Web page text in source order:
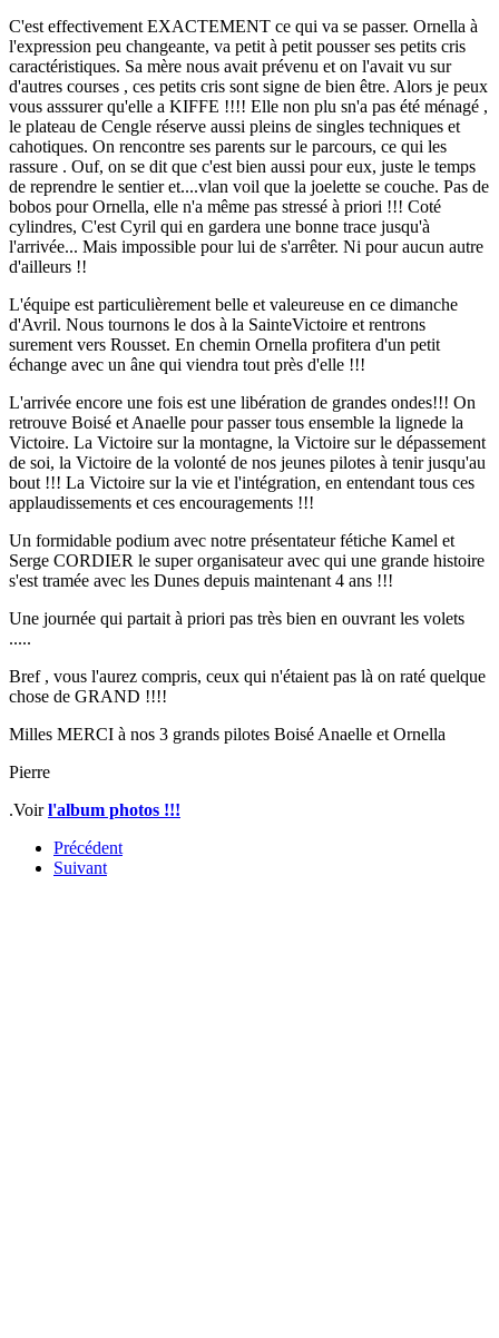
C'est effectivement EXACTEMENT ce qui va se passer. Ornella à
l'expression peu changeante, va petit à petit pousser ses petits cris
caractéristiques. Sa mère nous avait prévenu et on l'avait vu sur
d'autres courses , ces petits cris sont signe de bien être. Alors je peux
vous asssurer qu'elle a KIFFE !!!! Elle non plu sn'a pas été ménagé ,
le plateau de Cengle réserve aussi pleins de singles techniques et
cahotiques. On rencontre ses parents sur le parcours, ce qui les
rassure . Ouf, on se dit que c'est bien aussi pour eux, juste le temps
de reprendre le sentier et....vlan voil que la joelette se couche. Pas de
bobos pour Ornella, elle n'a même pas stressé à priori !!! Coté
cylindres, C'est Cyril qui en gardera une bonne trace jusqu'à
l'arrivée... Mais impossible pour lui de s'arrêter. Ni pour aucun autre
d'ailleurs !!
L'équipe est particulièrement belle et valeureuse en ce dimanche
d'Avril. Nous tournons le dos à la SainteVictoire et rentrons
surement vers Rousset. En chemin Ornella profitera d'un petit
échange avec un âne qui viendra tout près d'elle !!!
L'arrivée encore une fois est une libération de grandes ondes!!! On
retrouve Boisé et Anaelle pour passer tous ensemble la lignede la
Victoire. La Victoire sur la montagne, la Victoire sur le dépassement
de soi, la Victoire de la volonté de nos jeunes pilotes à tenir jusqu'au
bout !!! La Victoire sur la vie et l'intégration, en entendant tous ces
applaudissements et ces encouragements !!!
Un formidable podium avec notre présentateur fétiche Kamel et
Serge CORDIER le super organisateur avec qui une grande histoire
s'est tramée avec les Dunes depuis maintenant 4 ans !!!
Une journée qui partait à priori pas très bien en ouvrant les volets
.....
Bref , vous l'aurez compris, ceux qui n'étaient pas là on raté quelque
chose de GRAND !!!!
Milles MERCI à nos 3 grands pilotes Boisé Anaelle et Ornella
Pierre
.Voirl'album photos !!!
Précédent
Suivant